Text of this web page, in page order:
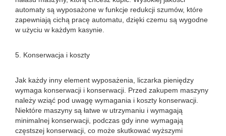
automaty są wyposażone w funkcje redukcji szumów, które
zapewniają cichą pracę automatu, dzięki czemu są wygodne
w użyciu w każdym kasynie.
5. Konserwacja i koszty
Jak każdy inny element wyposażenia, liczarka pieniędzy
wymaga konserwacji i konserwacji. Przed zakupem maszyny
należy wziąć pod uwagę wymagania i koszty konserwacji.
Niektóre maszyny są łatwe w utrzymaniu i wymagają
minimalnej konserwacji, podczas gdy inne wymagają
częstszej konserwacji, co może skutkować wyższymi